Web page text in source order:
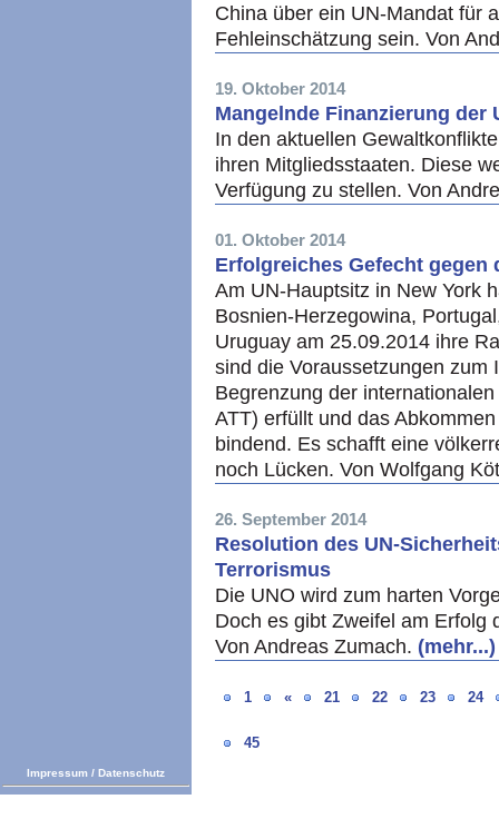
China über ein UN-Mandat für
Fehleinschätzung sein. Von
19. Oktober 2014
Mangelnde Finanzierung der
In den aktuellen
ihren Mitgliedsstaaten. Diese
Verfügung zu stellen. Von
01. Oktober 2014
Erfolgreiches Gefecht gegen
Am UN-Hauptsitz in New York
Bosnien-Herzegowina,
Uruguay am 25.09.2014 ihre
sind die Voraussetzungen zum
Begrenzung der
ATT) erfüllt und das
bindend. Es schafft eine
noch Lücken. Von Wolfgang
26. September 2014
Resolution des UN-
Terrorismus
Die UNO wird zum harten
Doch es gibt Zweifel am Erfolg
Von Andreas Zumach. (mehr...)
1 « 21 22 23 24
45
Impressum / Datenschutz